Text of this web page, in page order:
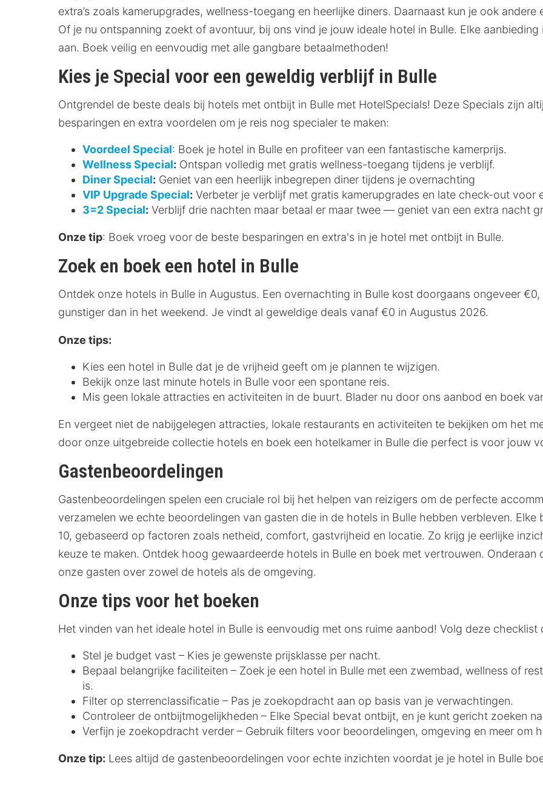
extra’s zoals kamerupgrades, wellness-toegang en heerlijke diners. Daarnaast kun je ook
Of je nu ontspanning zoekt of avontuur, bij ons vind je jouw ideale hotel in Bulle. Elke
aan. Boek veilig en eenvoudig met alle gangbare betaalmethoden!
Kies je Special voor een geweldig verblijf in Bulle
Ontgrendel de beste deals bij hotels met ontbijt in Bulle met HotelSpecials! Deze Specials zijn
besparingen en extra voordelen om je reis nog specialer te maken:
Voordeel Special: Boek je hotel in Bulle en profiteer van een fantastische kamerprijs.
Wellness Special: Ontspan volledig met gratis wellness-toegang tijdens je verblijf.
Diner Special: Geniet van een heerlijk inbegrepen diner tijdens je overnachting
VIP Upgrade Special: Verbeter je verblijf met gratis kamerupgrades en late check-out voor
3=2 Special: Verblijf drie nachten maar betaal er maar twee — geniet van een extra nacht
Onze tip: Boek vroeg voor de beste besparingen en extra's in je hotel met ontbijt in Bulle.
Zoek en boek een hotel in Bulle
Ontdek onze hotels in Bulle in Augustus. Een overnachting in Bulle kost doorgaans ongeveer
gunstiger dan in het weekend. Je vindt al geweldige deals vanaf €0 in Augustus 2026.
Onze tips:
Kies een hotel in Bulle dat je de vrijheid geeft om je plannen te wijzigen.
Bekijk onze last minute hotels in Bulle voor een spontane reis.
Mis geen lokale attracties en activiteiten in de buurt. Blader nu door ons aanbod en boek
En vergeet niet de nabijgelegen attracties, lokale restaurants en activiteiten te bekijken om het
door onze uitgebreide collectie hotels en boek een hotelkamer in Bulle die perfect is voor jouw
Gastenbeoordelingen
Gastenbeoordelingen spelen een cruciale rol bij het helpen van reizigers om de perfecte
verzamelen we echte beoordelingen van gasten die in de hotels in Bulle hebben verbleven. Elke
10, gebaseerd op factoren zoals netheid, comfort, gastvrijheid en locatie. Zo krijg je eerlijke
keuze te maken. Ontdek hoog gewaardeerde hotels in Bulle en boek met vertrouwen.
onze gasten over zowel de hotels als de omgeving.
Onze tips voor het boeken
Het vinden van het ideale hotel in Bulle is eenvoudig met ons ruime aanbod! Volg deze
Stel je budget vast – Kies je gewenste prijsklasse per nacht.
Bepaal belangrijke faciliteiten – Zoek je een hotel in Bulle met een zwembad, wellness of
is.
Filter op sterrenclassificatie – Pas je zoekopdracht aan op basis van je verwachtingen.
Controleer de ontbijtmogelijkheden – Elke Special bevat ontbijt, en je kunt gericht zoeken
Verfijn je zoekopdracht verder – Gebruik filters voor beoordelingen, omgeving en meer om
Onze tip: Lees altijd de gastenbeoordelingen voor echte inzichten voordat je je hotel in Bulle